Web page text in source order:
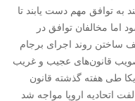
توافق مهم دست یابند تا
اما مخالفان توافق در
ساختن روند اجرای برجام
قانون‌های عجیب و غریب
طی هفته گذشته قانون
اتحادیه اروپا مواجه شد